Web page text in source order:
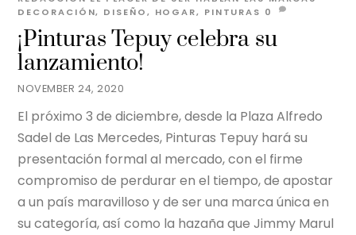
NOVEMBER 24, 2020
¡Pinturas Tepuy celebra su
lanzamiento!
DECORACIÓN, DISEÑO, HOGAR, PINTURAS 0
El próximo 3 de diciembre, desde la Plaza Alfredo
Sadel de Las Mercedes, Pinturas Tepuy hará su
presentación formal al mercado, con el firme
compromiso de perdurar en el tiempo, de apostar
a un país maravilloso y de ser una marca única en
su categoría, así como la hazaña que Jimmy Marul